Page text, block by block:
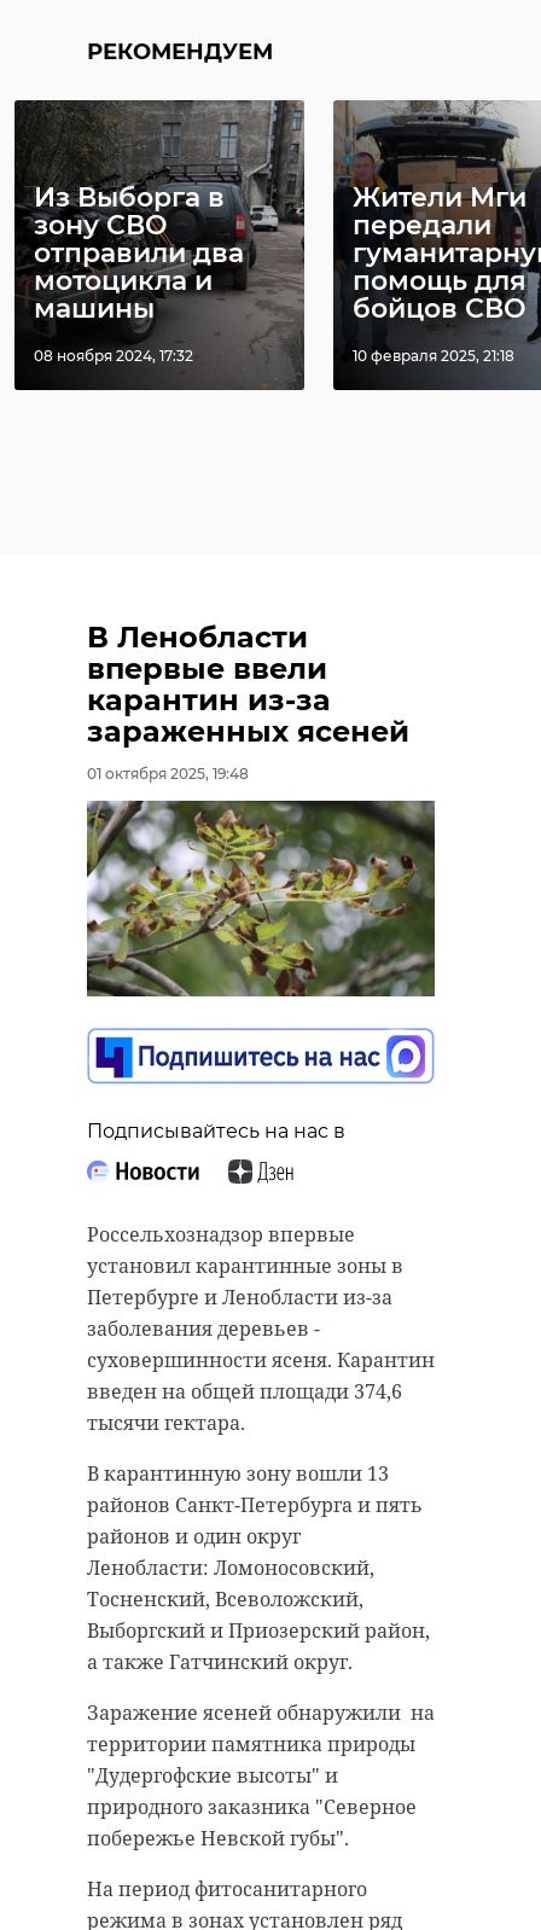
РЕКОМЕНДУЕМ
Из Выборга в
зону СВО
отправили два
мотоцикла и
машины
08 ноября 2024, 17:32
Жители Мги
передали
помощь для
бойцов СВО
10 февраля 2025, 21:18
В Ленобласти
впервые ввели
карантин из-за
зараженных ясеней
01 октября 2025, 19:48
Подписывайтесь на нас в
Россельхознадзор впервые
установил карантинные зоны в
Петербурге и Ленобласти из-за
заболевания деревьев -
суховершинности ясеня. Карантин
введен на общей площади 374,6
тысячи гектара.
В карантинную зону вошли 13
районов Санкт-Петербурга и пять
районов и один округ
Ленобласти: Ломоносовский,
Тосненский, Всеволожский,
Выборгский и Приозерский район,
а также Гатчинский округ.
Заражение ясеней обнаружили на
территории памятника природы
"Дудергофские высоты" и
природного заказника "Северное
побережье Невской губы".
На период фитосанитарного
режима в зонах установлен ряд